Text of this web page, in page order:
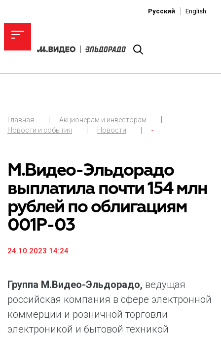
Русский English
Главная
Акционерам и инвесторам
Новости и события
Новости -
М.Видео-Эльдорадо
выплатила почти 154 млн
рублей по облигациям
001Р-03
24.10.2023 14:24
Группа М.Видео-Эльдорадо, ведущая
российская компания в сфере электронной
коммерции и розничной торговли
электроникой и бытовой техникой